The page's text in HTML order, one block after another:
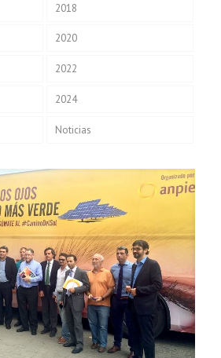
2018
2020
2022
2024
Noticias